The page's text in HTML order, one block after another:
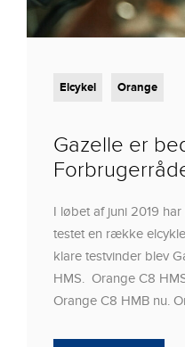
Elcykel Orange
Gazelle er
I løbet af juni 2019
testet en række
klare testvinder blev
HMS. Orange C8
Orange C8 HMB nu.